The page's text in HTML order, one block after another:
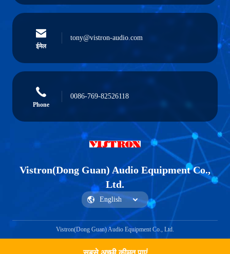
ईमेल
tony@vistron-audio.com
Phone
0086-769-82526118
Vistron(Dong Guan) Audio Equipment Co.,
Ltd.
Vistron(Dong Guan) Audio Equipment Co., Ltd.